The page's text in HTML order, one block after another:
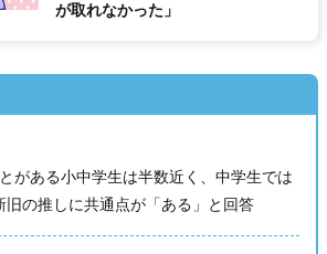
が取れなかった」
がある小中学生は半数近く、中学生では
旧の推しに共通点が「ある」と回答